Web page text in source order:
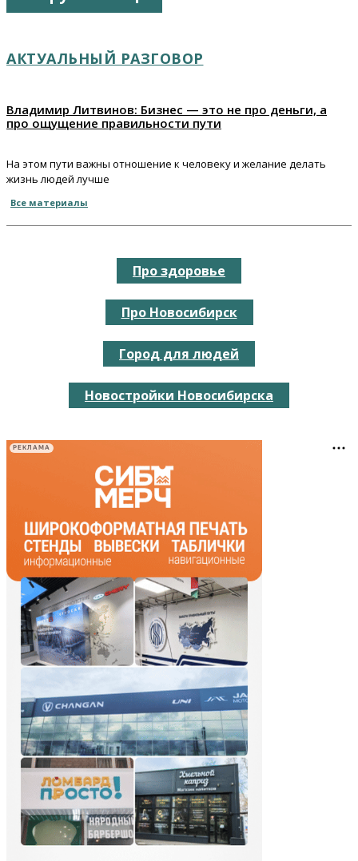
АКТУАЛЬНЫЙ РАЗГОВОР
Владимир Литвинов: Бизнес — это не про деньги, а
про ощущение правильности пути
На этом пути важны отношение к человеку и желание делать
жизнь людей лучше
Все материалы
Про здоровье
Про Новосибирск
Город для людей
Новостройки Новосибирска
РЕКЛАМА